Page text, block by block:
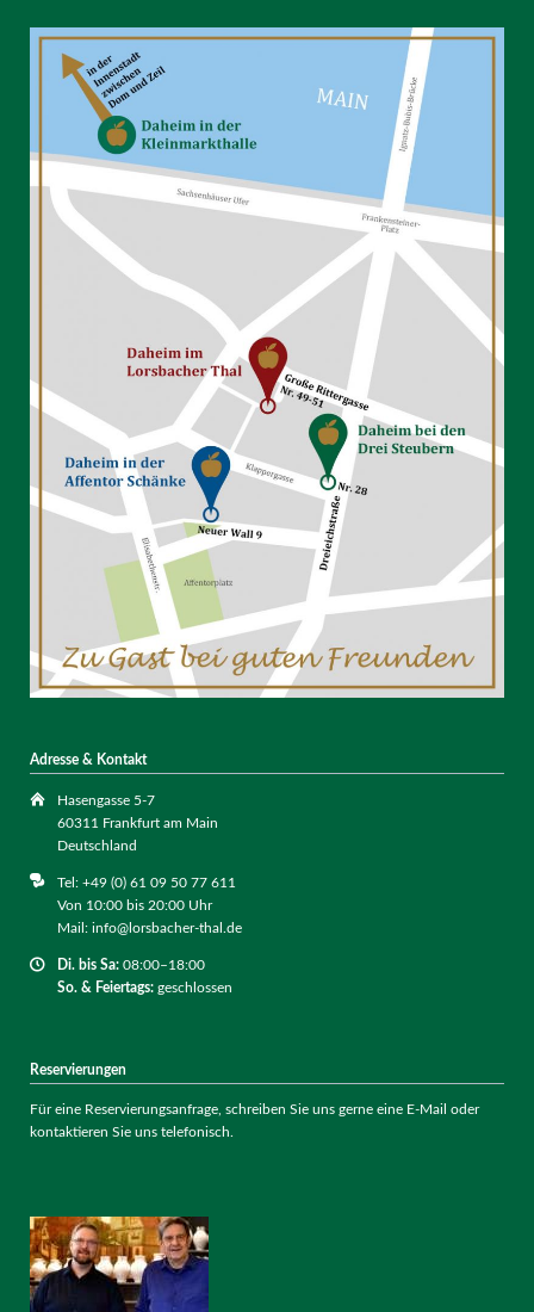
Adresse & Kontakt
Hasengasse 5-7
60311 Frankfurt am Main
Deutschland
Tel: +49 (0) 61 09 50 77 611
Von 10:00 bis 20:00 Uhr
Mail: info@lorsbacher-thal.de
Di. bis Sa:08:00–18:00
So. & Feiertags:geschlossen
Reservierungen
Für eine Reservierungsanfrage, schreiben Sie uns gerne eine E-Mail oder
kontaktieren Sie uns telefonisch.